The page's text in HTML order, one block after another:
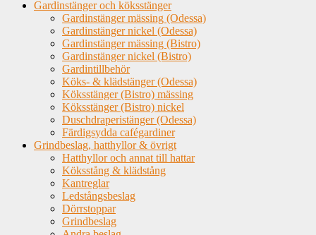
Gardinstänger och köksstänger
Gardinstänger mässing (Odessa)
Gardinstänger nickel (Odessa)
Gardinstänger mässing (Bistro)
Gardinstänger nickel (Bistro)
Gardintillbehör
Köks- & klädstänger (Odessa)
Köksstänger (Bistro) mässing
Köksstänger (Bistro) nickel
Duschdraperistänger (Odessa)
Färdigsydda cafégardiner
Grindbeslag, hatthyllor & övrigt
Hatthyllor och annat till hattar
Köksstång & klädstång
Kantreglar
Ledstångsbeslag
Dörrstoppar
Grindbeslag